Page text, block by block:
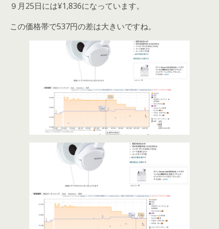
９月25日には¥1,836になっています。
この価格帯で537円の差は大きいですね。